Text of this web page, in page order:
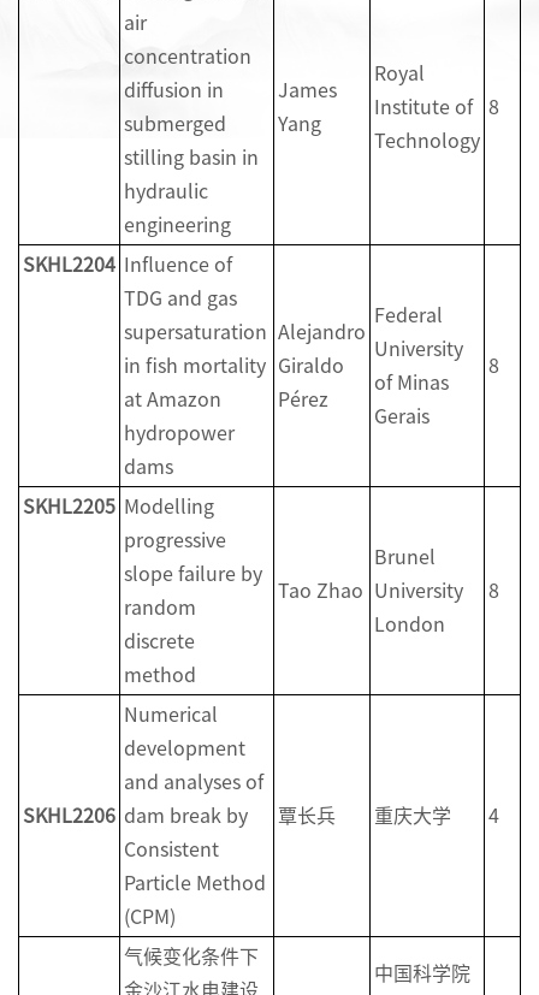
air
concentration
diffusion in
submerged
stilling basin in
hydraulic
engineering
James
Yang
Royal
Institute of
Technology
8
SKHL2204 Influence of
TDG and gas
supersaturation
in fish mortality
at Amazon
hydropower
dams
Alejandro
Giraldo
Pérez
Federal
University
of Minas
Gerais
8
SKHL2205 Modelling
progressive
slope failure by
random
discrete
method
Tao Zhao
Brunel
University
London
8
SKHL2206
Numerical
development
and analyses of
dam break by
Consistent
Particle Method
(CPM)
覃长兵 重庆大学 4
气候变化条件下
金沙江水电建设
中国科学院